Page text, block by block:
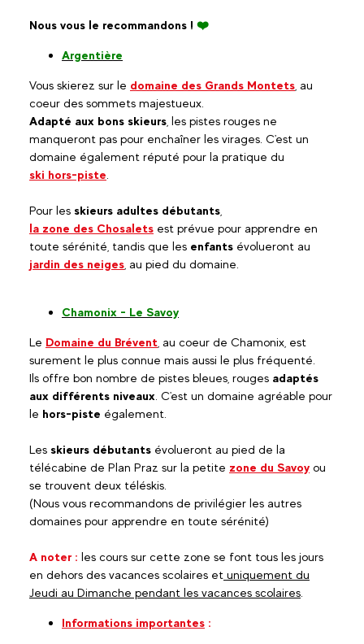
Nous vous le recommandons ! ❤️
Argentière
Vous skierez sur le domaine des Grands Montets , au
coeur des sommets majestueux.
Adapté aux bons skieurs , les pistes rouges ne
manqueront pas pour enchaîner les virages. C'est un
domaine également réputé pour la pratique du
ski hors-piste
Pour les skieurs adultes débutants
la zone des Chosalets est prévue pour apprendre en
toute sérénité, tandis que les enfants évolueront au
jardin des neiges , au pied du domaine.
Chamonix - Le Savoy
Le Domaine du Brévent , au coeur de Chamonix, est
surement le plus connue mais aussi le plus fréquenté.
Ils offre bon nombre de pistes bleues, rouges adaptés
aux différents niveaux . C'est un domaine agréable pour
le hors-piste également.
Les skieurs débutants évolueront au pied de la
télécabine de Plan Praz sur la petite zone du Savoy ou
se trouvent deux téléskis.
(Nous vous recommandons de privilégier les autres
domaines pour apprendre en toute sérénité)
A noter : les cours sur cette zone se font tous les jours
en dehors des vacances scolaires et uniquement du
Jeudi au Dimanche pendant les vacances scolaires
Informations importantes :